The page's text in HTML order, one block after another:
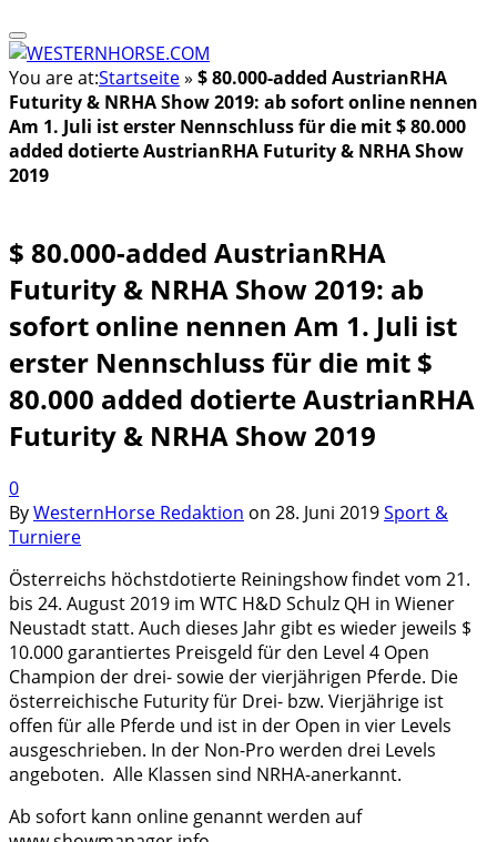
You are at:Startseite» $ 80.000-added AustrianRHA
Futurity & NRHA Show 2019: ab sofort online nennen
Am 1. Juli ist erster Nennschluss für die mit $ 80.000
added dotierte AustrianRHA Futurity & NRHA Show
2019
$ 80.000-added AustrianRHA
Futurity & NRHA Show 2019: ab
sofort online nennen Am 1. Juli ist
erster Nennschluss für die mit $
80.000 added dotierte AustrianRHA
Futurity & NRHA Show 2019
0
ByWesternHorse Redaktion on 28. Juni 2019Sport &
Turniere
Österreichs höchstdotierte Reiningshow findet vom 21.
bis 24. August 2019 im WTC H&D Schulz QH in Wiener
Neustadt statt. Auch dieses Jahr gibt es wieder jeweils $
10.000 garantiertes Preisgeld für den Level 4 Open
Champion der drei- sowie der vierjährigen Pferde. Die
österreichische Futurity für Drei- bzw. Vierjährige ist
offen für alle Pferde und ist in der Open in vier Levels
ausgeschrieben. In der Non-Pro werden drei Levels
angeboten. Alle Klassen sind NRHA-anerkannt.
Ab sofort kann online genannt werden auf